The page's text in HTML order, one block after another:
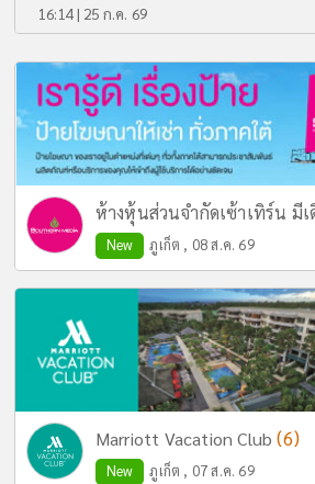
16:14 | 25 ก.ค. 69
ห้างหุ้นส่วนจำกัดเซ้าเทิร์น มีเ
New ภูเก็ต , 08 ส.ค. 69
Marriott Vacation Club(6)
New ภูเก็ต , 07 ส.ค. 69